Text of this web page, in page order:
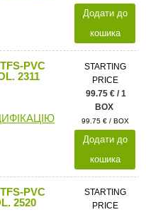
Додати до
кошика
PVC
2311
STARTING
PRICE
99.75 € / 1
BOX
99.75 € / BOX
Додати до
кошика
PVC
2520
STARTING
PRICE